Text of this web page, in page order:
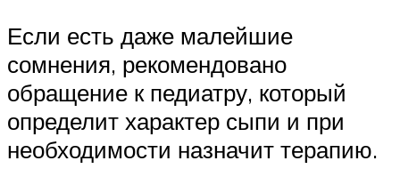
Если есть даже малейшие
сомнения, рекомендовано
обращение к педиатру, который
определит характер сыпи и при
необходимости назначит терапию.